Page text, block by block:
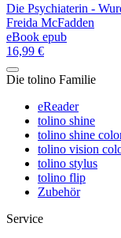
Die Psychiaterin -
Freida McFadden
eBook epub
16,99 €
Die tolino Familie
eReader
tolino shine
tolino shine
tolino vision
tolino stylus
tolino flip
Zubehör
Service